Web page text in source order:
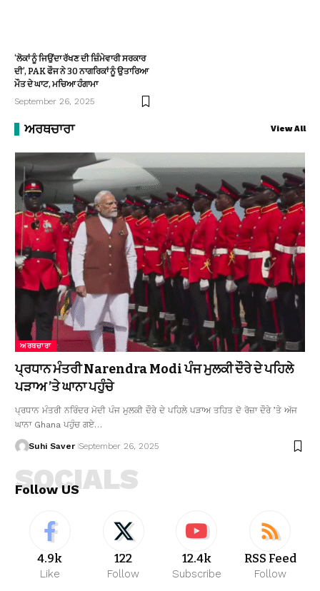
‘ਲੋਕਾਂ ਨੂੰ ਜਿਉਂਦਾ ਰੱਖਣ ਦੀ ਜ਼ਿੰਮੇਵਾਰੀ ਸਰਕਾਰ
ਦੀ’, PAK ਫੌਜ ਨੇ 30 ਨਾਗਰਿਕਾਂ ਨੂੰ ਉਤਾਰਿਆ
ਮੌਤ ਦੇ ਘਾਟ, ਮਚਿਆ ਹੰਗਾਮਾ
September 26, 2025
ਅਰਥਚਾਰਾ View All
ਅਰਥਚਾਰਾ
ਪ੍ਰਧਾਨ ਮੰਤਰੀ Narendra Modi ਪੰਜ ਮੁਲਕੀ ਦੌਰੇ ਦੇ ਪਹਿਲੇ
ਪੜਾਅ ’ਤੇ ਘਾਨਾ ਪਹੁੰਚੇ
ਪ੍ਰਧਾਨ ਮੰਤਰੀ ਨਰਿੰਦਰ ਮੋਦੀ ਪੰਜ ਮੁਲਕੀ ਦੌਰੇ ਦੇ ਪਹਿਲੇ ਪੜਾਅ ਤਹਿਤ ਦੋ ਰੋਜ਼ਾ ਦੌਰੇ ’ਤੇ ਅੱਜ
ਘਾਨਾ Ghana ਪਹੁੰਚ ਗਏ…
Suhi Saver September 26, 2025
Follow US
SOCIALS
4.9k
Like
122
Follow
12.4k
Subscribe
RSS Feed
Follow